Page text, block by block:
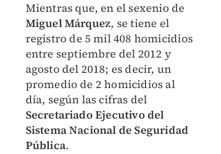
Mientras que, en el sexenio de
Miguel Márquez, se tiene el
registro de 5 mil 408 homicidios
entre septiembre del 2012 y
agosto del 2018; es decir, un
promedio de 2 homicidios al
día, según las cifras del
Secretariado Ejecutivo del
Sistema Nacional de Seguridad
Pública.